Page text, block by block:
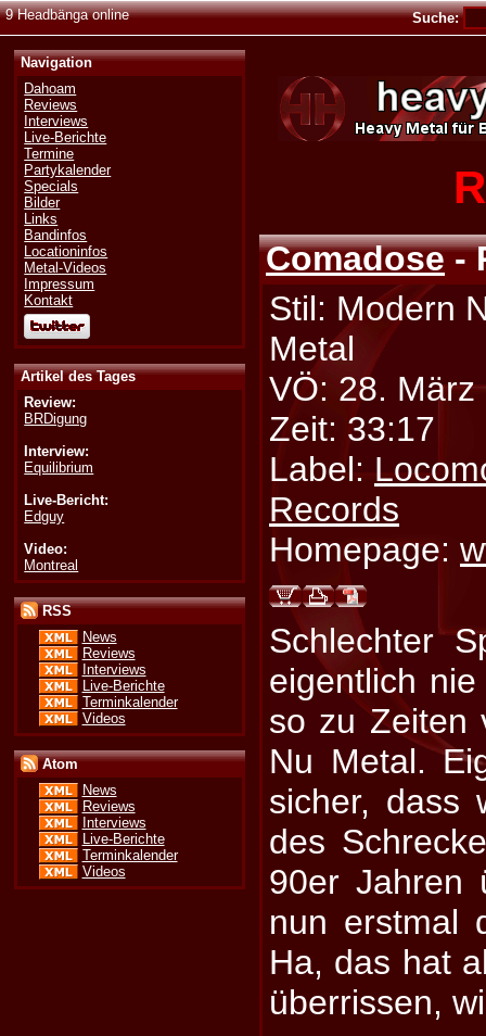
9 Headbänga online Suche:
Navigation
Dahoam
Reviews
Interviews
Live-Berichte
Termine
Partykalender
Specials
Bilder
Links
Bandinfos
Locationinfos
Metal-Videos
Impressum
Kontakt
Artikel des Tages
Review:
BRDigung
Interview:
Equilibrium
Live-Bericht:
Edguy
Video:
Montreal
RSS
News
Reviews
Interviews
Live-Berichte
Terminkalender
Videos
Atom
News
Reviews
Interviews
Live-Berichte
Terminkalender
Videos
Comadose-
Stil: Modern
Metal
VÖ: 28. März
Zeit: 33:17
Label:
Records
Homepage:
Schlechter
eigentlich
so zu Zeiten
Nu Metal.
sicher, dass
des
90er Jahren
nun erstmal
Ha, das hat
überrissen,